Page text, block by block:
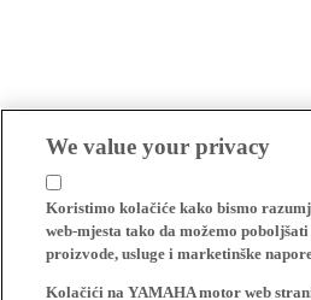
We value your privacy
Koristimo kolačiće kako bismo
web-mjesta tako da možemo poboljšati
proizvode, usluge i marketinške
Kolačići na YAMAHA motor web